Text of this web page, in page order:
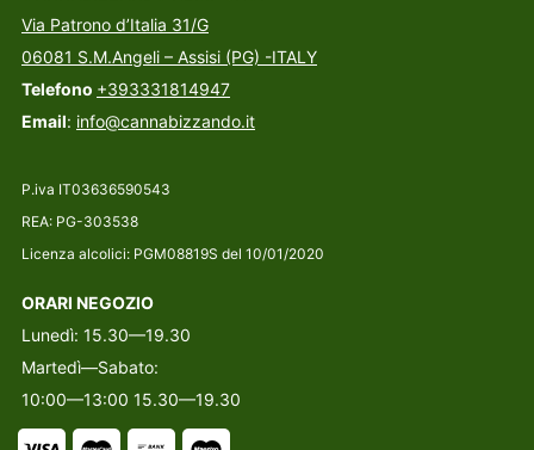
Via Patrono d’Italia 31/G
06081 S.M.Angeli – Assisi (PG) -ITALY
Telefono +393331814947
Email: info@cannabizzando.it
P.iva IT03636590543
REA: PG-303538
Licenza alcolici: PGM08819S del 10/01/2020
ORARI NEGOZIO
Lunedì: 15.30—19.30
Martedì—Sabato:
10:00—13:00 15.30—19.30